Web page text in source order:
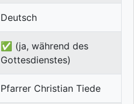
Deutsch
✅ (ja, während des
Gottesdienstes)
Pfarrer Christian Tiede